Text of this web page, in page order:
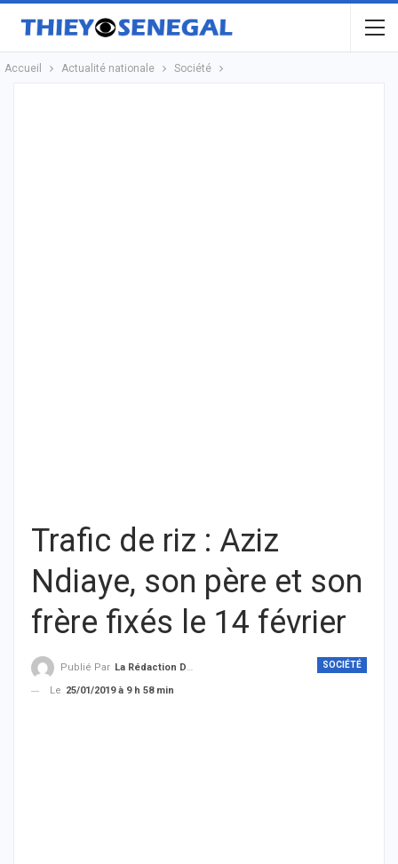
Accueil Actualité nationale Société
Trafic de riz : Aziz
Ndiaye, son père et son
frère fixés le 14 février
SOCIÉTÉ
Publié Par La Rédaction De THIEYSENEGAL.com
Le 25/01/2019 à 9 h 58 min